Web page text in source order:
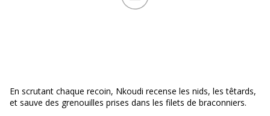
En scrutant chaque recoin, Nkoudi recense les nids, les têtards,
et sauve des grenouilles prises dans les filets de braconniers.